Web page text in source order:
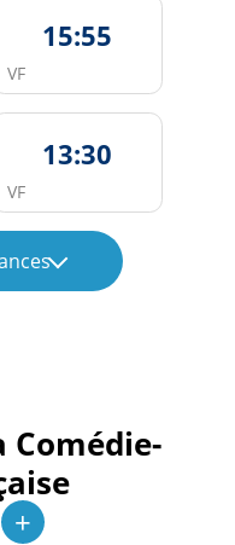
15:55
VF
13:30
VF
Comédie-
+